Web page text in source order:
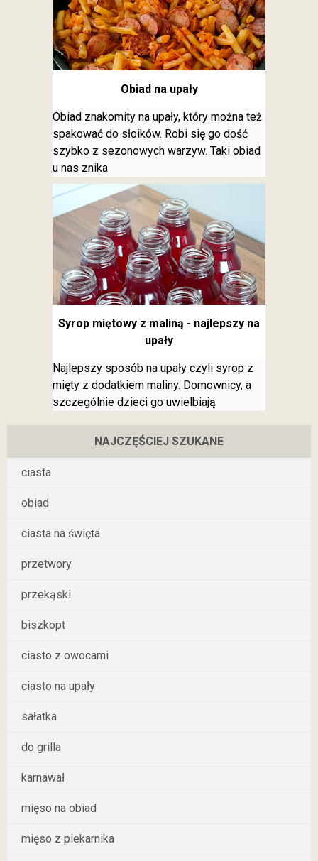
Obiad na upały
Obiad znakomity na upały, który można też
spakować do słoików. Robi się go dość
szybko z sezonowych warzyw. Taki obiad
u nas znika
Syrop miętowy z maliną - najlepszy na
upały
Najlepszy sposób na upały czyli syrop z
mięty z dodatkiem maliny. Domownicy, a
szczególnie dzieci go uwielbiają
NAJCZĘŚCIEJ SZUKANE
ciasta
obiad
ciasta na święta
przetwory
przekąski
biszkopt
ciasto z owocami
ciasto na upały
sałatka
do grilla
karnawał
mięso na obiad
mięso z piekarnika